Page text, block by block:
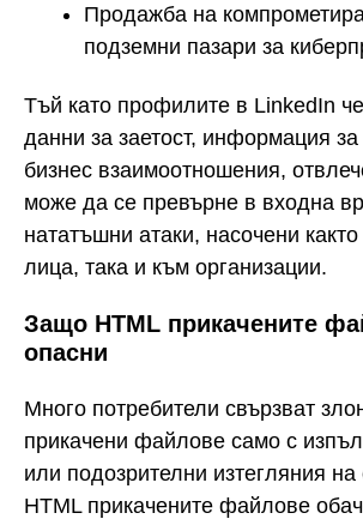
Продажба на
подземни пазари за
Тъй като профилите в LinkedIn
данни за заетост, информация за
бизнес взаимоотношения,
може да се превърне в входна
нататъшни атаки, насочени
лица, така и към организации.
Защо HTML прикачените
опасни
Много потребители свързват
прикачени файлове само с
или подозрителни изтегляния
HTML прикачените файлове